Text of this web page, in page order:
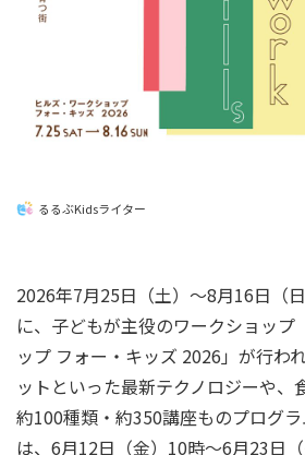
るるぶKidsライター
2026年7月25日（土）～8月16日（
に、子どもが主役のワークショップ
ップ フォー・キッズ 2026」が行わ
ットといった最新テクノロジーや、
約100種類・約350講座ものプログ
は、6月12日（金）10時～6月23日